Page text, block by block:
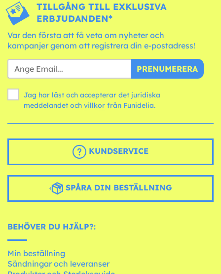
TILLGÅNG TILL EXKLUSIVA
ERBJUDANDEN*
Var den första att få veta om nyheter och
kampanjer genom att registrera din e-postadress!
PRENUMERERA
Jag har läst och accepterar det juridiska
meddelandet och villkor från Funidelia.
KUNDSERVICE
SPÅRA DIN BESTÄLLNING
BEHÖVER DU HJÄLP?:
Min beställning
Sändningar och leveranser